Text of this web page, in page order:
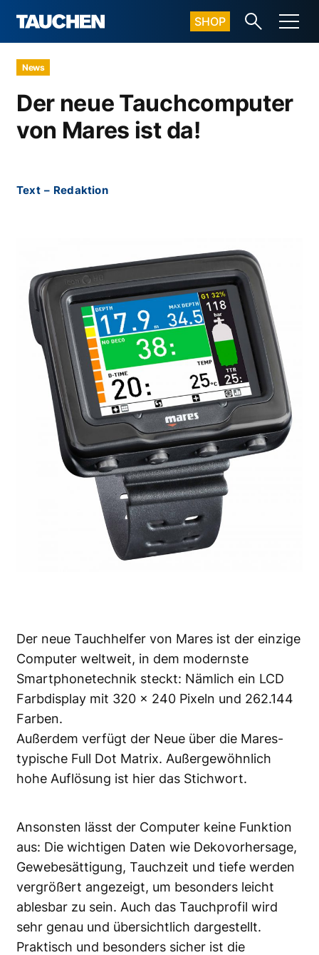
SHOP
News
Der neue Tauchcomputer
von Mares ist da!
Text – Redaktion
Der neue Tauchhelfer von Mares ist der einzige
Computer weltweit, in dem modernste
Smartphonetechnik steckt: Nämlich ein LCD
Farbdisplay mit 320 x 240 Pixeln und 262.144
Farben.
Außerdem verfügt der Neue über die Mares-
typische Full Dot Matrix. Außergewöhnlich
hohe Auflösung ist hier das Stichwort.
Ansonsten lässt der Computer keine Funktion
aus: Die wichtigen Daten wie Dekovorhersage,
Gewebesättigung, Tauchzeit und tiefe werden
vergrößert angezeigt, um besonders leicht
ablesbar zu sein. Auch das Tauchprofil wird
sehr genau und übersichtlich dargestellt.
Praktisch und besonders sicher ist die